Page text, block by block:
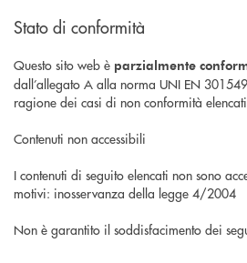
Stato di conformità
Questo sito web è parzialmente
dall’allegato A alla norma UNI EN
ragione dei casi di non conformità
Contenuti non accessibili
I contenuti di seguito elencati non sono
motivi: inosservanza della legge 4/2004
Non è garantito il soddisfacimento dei